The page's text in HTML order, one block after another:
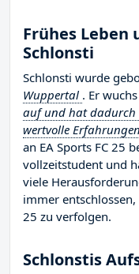
Frühes Leben
Schlonsti
Schlonsti wurde
Wuppertal . Er
auf und hat dadurch
wertvolle
an EA Sports FC 25
vollzeitstudent und
viele
immer entschlossen,
25 zu verfolgen.
Schlonstis